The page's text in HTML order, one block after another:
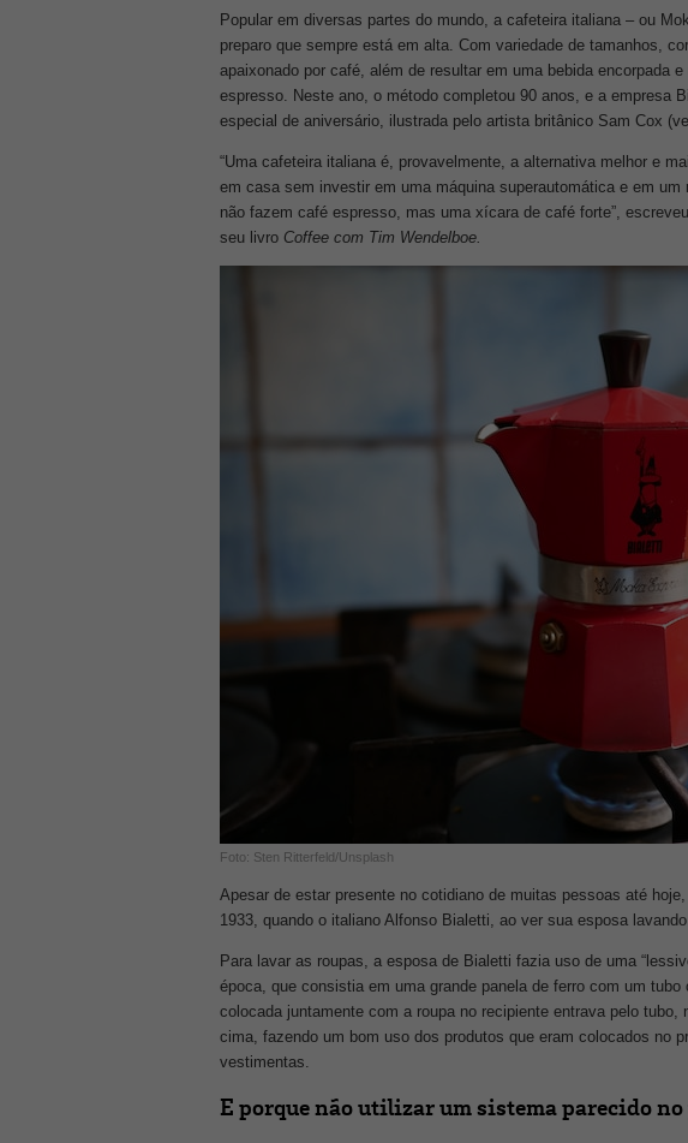
Popular em diversas partes do mundo, a cafeteira italiana – ou
preparo que sempre está em alta. Com variedade de tamanhos,
apaixonado por café, além de resultar em uma bebida encorpada
espresso. Neste ano, o método completou 90 anos, e a empresa
especial de aniversário, ilustrada pelo artista britânico Sam Cox
“Uma cafeteira italiana é, provavelmente, a alternativa melhor e
em casa sem investir em uma máquina superautomática e em
não fazem café espresso, mas uma xícara de café forte”,
seu livro Coffee com Tim Wendelboe.
Foto: Sten Ritterfeld/Unsplash
Apesar de estar presente no cotidiano de muitas pessoas até
1933, quando o italiano Alfonso Bialetti, ao ver sua esposa
Para lavar as roupas, a esposa de Bialetti fazia uso de uma
época, que consistia em uma grande panela de ferro com um tubo
colocada juntamente com a roupa no recipiente entrava pelo
cima, fazendo um bom uso dos produtos que eram colocados no
vestimentas.
E porque não utilizar um sistema parecido no